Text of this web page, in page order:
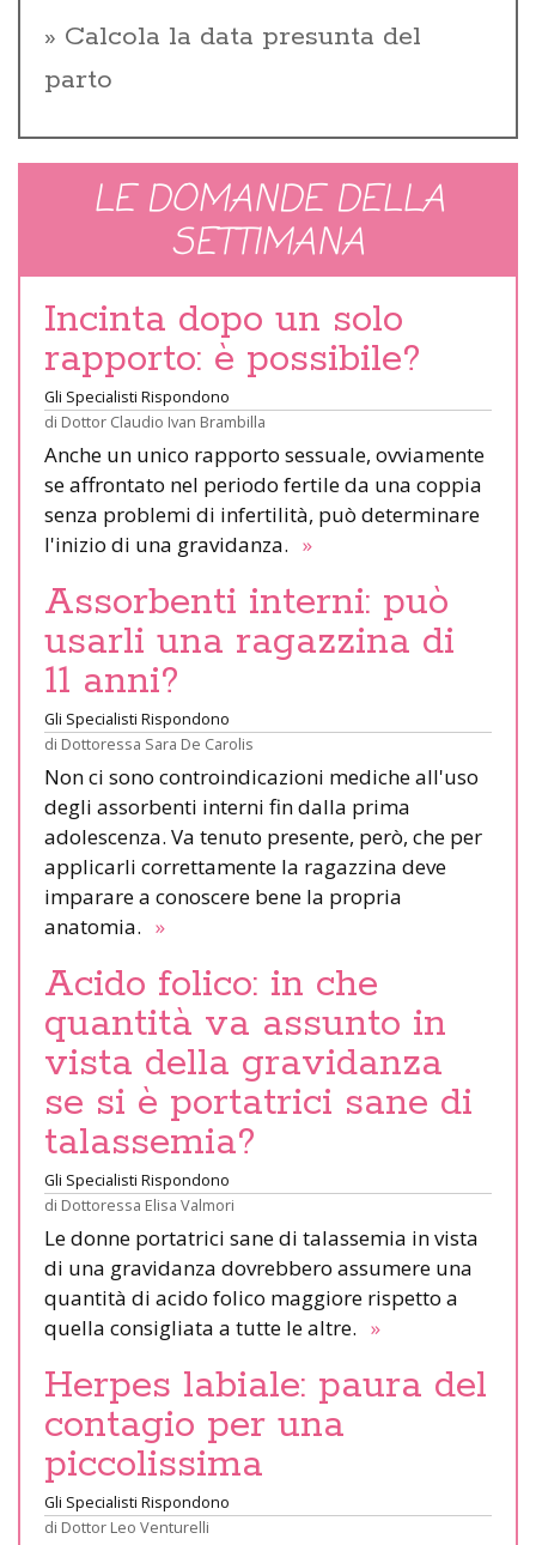
Calcola la data presunta del
parto
LE DOMANDE DELLA
SETTIMANA
Incinta dopo un solo
rapporto: è possibile?
Gli Specialisti Rispondono
di Dottor Claudio Ivan Brambilla
Anche un unico rapporto sessuale, ovviamente
se affrontato nel periodo fertile da una coppia
senza problemi di infertilità, può determinare
l'inizio di una gravidanza. »
Assorbenti interni: può
usarli una ragazzina di
11 anni?
Gli Specialisti Rispondono
di Dottoressa Sara De Carolis
Non ci sono controindicazioni mediche all'uso
degli assorbenti interni fin dalla prima
adolescenza. Va tenuto presente, però, che per
applicarli correttamente la ragazzina deve
imparare a conoscere bene la propria
anatomia. »
Acido folico: in che
quantità va assunto in
vista della gravidanza
se si è portatrici sane di
talassemia?
Gli Specialisti Rispondono
di Dottoressa Elisa Valmori
Le donne portatrici sane di talassemia in vista
di una gravidanza dovrebbero assumere una
quantità di acido folico maggiore rispetto a
quella consigliata a tutte le altre. »
Herpes labiale: paura del
contagio per una
piccolissima
Gli Specialisti Rispondono
di Dottor Leo Venturelli